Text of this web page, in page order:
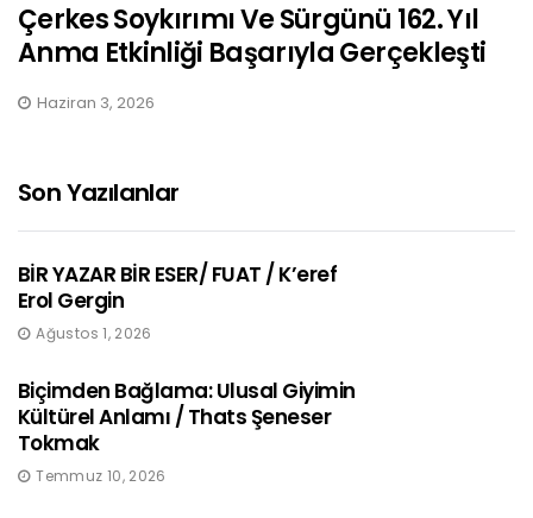
Çerkes Soykırımı Ve Sürgünü 162. Yıl
Anma Etkinliği Başarıyla Gerçekleşti
Haziran 3, 2026
Son Yazılanlar
BİR YAZAR BİR ESER/ FUAT / K’eref
Erol Gergin
Ağustos 1, 2026
Biçimden Bağlama: Ulusal Giyimin
Kültürel Anlamı / Thats Şeneser
Tokmak
Temmuz 10, 2026